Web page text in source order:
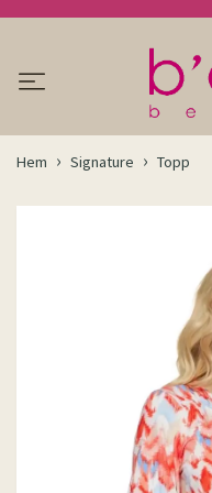
Hem Signature Topp